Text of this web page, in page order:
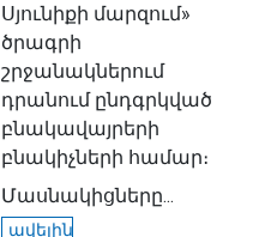
Սյունիքի մարզում»
ծրագրի
շրջանակներում
դրանում ընդգրկված
բնակավայրերի
բնակիչների համար։
Մասնակիցները...
ավելին